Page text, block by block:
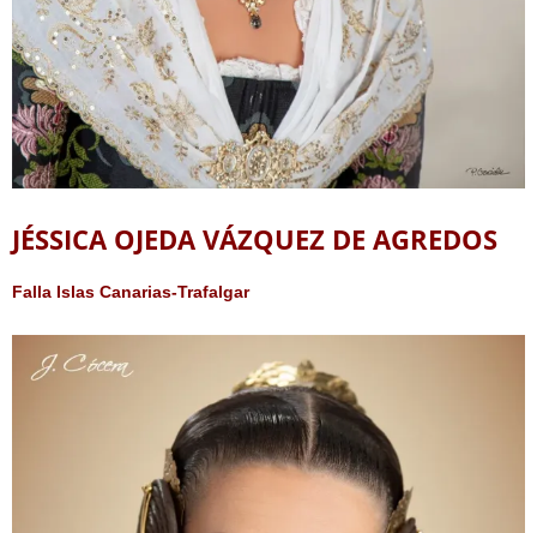
JÉSSICA OJEDA VÁZQUEZ DE AGREDOS
Falla Islas Canarias-Trafalgar